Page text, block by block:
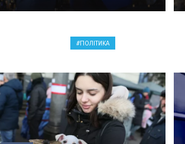
ПОЛІТИКА